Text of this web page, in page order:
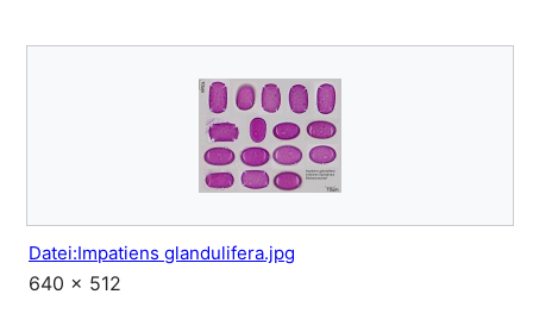
Datei:Impatiens glandulifera.jpg
640 × 512